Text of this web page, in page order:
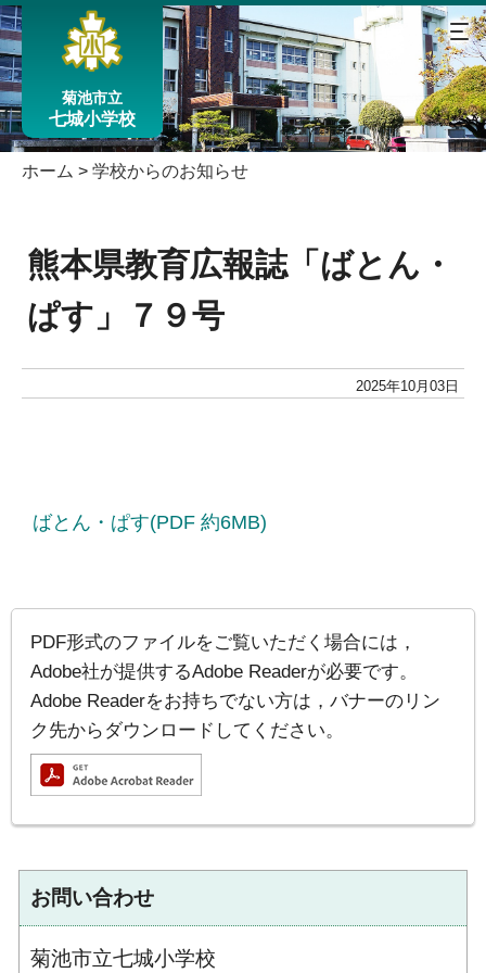
菊池市立
七城小学校
ホーム > 学校からのお知らせ
熊本県教育広報誌「ばとん・
ぱす」７９号
2025年10月03日
ばとん・ぱす(PDF 約6MB)
PDF形式のファイルをご覧いただく場合には，
Adobe社が提供するAdobe Readerが必要です。
Adobe Readerをお持ちでない方は，バナーのリン
ク先からダウンロードしてください。
お問い合わせ
菊池市立七城小学校